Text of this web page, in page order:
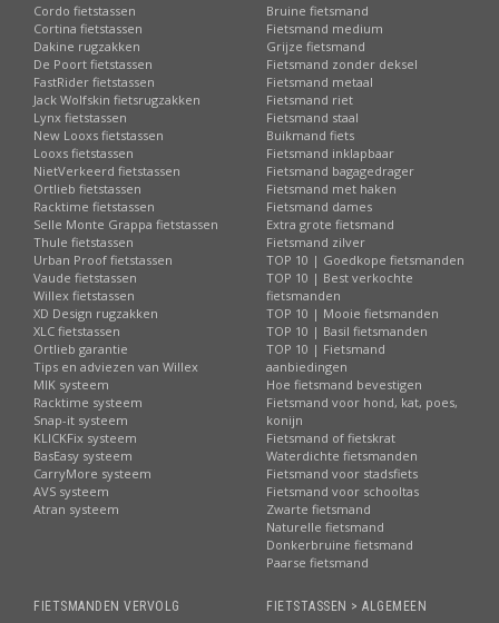
Cordo fietstassen
Cortina fietstassen
Dakine rugzakken
De Poort fietstassen
FastRider fietstassen
Jack Wolfskin fietsrugzakken
Lynx fietstassen
New Looxs fietstassen
Looxs fietstassen
NietVerkeerd fietstassen
Ortlieb fietstassen
Racktime fietstassen
Selle Monte Grappa fietstassen
Thule fietstassen
Urban Proof fietstassen
Vaude fietstassen
Willex fietstassen
XD Design rugzakken
XLC fietstassen
Ortlieb garantie
Tips en adviezen van Willex
MIK systeem
Racktime systeem
Snap-it systeem
KLICKFix systeem
BasEasy systeem
CarryMore systeem
AVS systeem
Atran systeem
Bruine fietsmand
Fietsmand medium
Grijze fietsmand
Fietsmand zonder deksel
Fietsmand metaal
Fietsmand riet
Fietsmand staal
Buikmand fiets
Fietsmand inklapbaar
Fietsmand bagagedrager
Fietsmand met haken
Fietsmand dames
Extra grote fietsmand
Fietsmand zilver
TOP 10 | Goedkope fietsmanden
TOP 10 | Best verkochte
fietsmanden
TOP 10 | Mooie fietsmanden
TOP 10 | Basil fietsmanden
TOP 10 | Fietsmand
aanbiedingen
Hoe fietsmand bevestigen
Fietsmand voor hond, kat, poes,
konijn
Fietsmand of fietskrat
Waterdichte fietsmanden
Fietsmand voor stadsfiets
Fietsmand voor schooltas
Zwarte fietsmand
Naturelle fietsmand
Donkerbruine fietsmand
Paarse fietsmand
FIETSMANDEN VERVOLG FIETSTASSEN > ALGEMEEN